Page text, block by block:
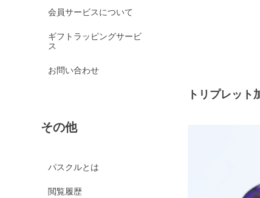
会員サービスについて
ギフトラッピングサービ
ス
お問い合わせ
その他
パスクルとは
閲覧履歴
トリプレット